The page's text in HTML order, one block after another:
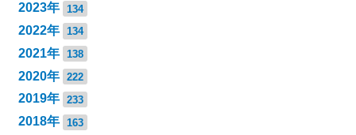
2023年 134
2022年 134
2021年 138
2020年 222
2019年 233
2018年 163